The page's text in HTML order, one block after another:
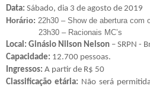
Data: Sábado, dia 3 de agosto de 2019
Horário: 22h30 – Show de abertura com
23h30 – Racionais MC’s
Local: Ginásio Nilson Nelson – SRPN -
Capacidade: 12.700 pessoas.
Ingressos: A partir de R$ 50
Classificação etária: Não será